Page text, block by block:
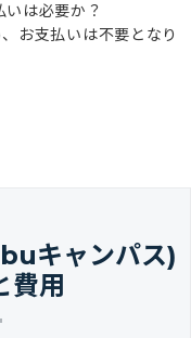
は必要か？
お支払いは不要となり
キャンパス)
費用